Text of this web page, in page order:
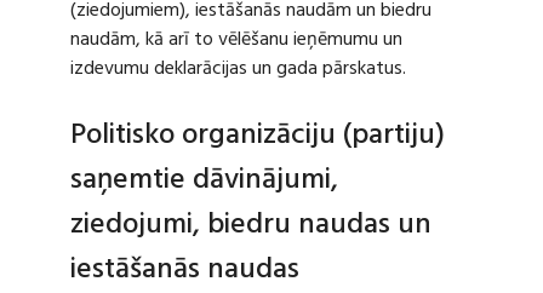
(ziedojumiem), iestāšanās naudām un biedru
naudām, kā arī to vēlēšanu ieņēmumu un
izdevumu deklarācijas un gada pārskatus.
Politisko organizāciju (partiju)
saņemtie dāvinājumi,
ziedojumi, biedru naudas un
iestāšanās naudas